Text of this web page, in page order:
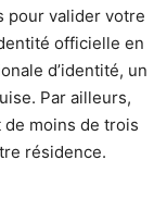
pour valider votre
officielle en
d’identité, un
Par ailleurs,
moins de trois
résidence.